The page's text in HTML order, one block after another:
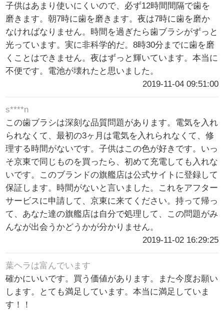
子供はあまり使いにくいので、必ず12時間間隔で歯を
磨きます。朝7時に歯を磨きます。夜は7時に歯を磨か
なければなりません。時間を過ぎたら歯ブラシがずっと
光っています。実に非科学的だ。8時30分までに歯を磨
くことはできません。夜はずっと輝いています。本当に
不便です。電池が壊れたと思いました。
2019-11-04 09:51:00
s****n
この歯ブラシは深刻な品質問題があります。電気を入れ
られなくて、最初の3ヶ月は電気を入れられなくて、修
理する時間がないです。子供はこの色が好きです。いっ
そ京東で同じものを買ったら、初めて充電しても入れな
いです。このブランドの旗艦店は公式サイトに登録して
保証します。時間がないと言いました。これをアフター
サービスに申請して、京東に来てください。持って帰っ
て、あなた達の旗艦店は自分で処理して、この問題がみ
んなが出会うかどうかが分かりません。
2019-11-02 16:29:25
葉ヘラは富んでいます
確かにいいです。買う価値があります。また今度お願い
します。とても満足しています。本当に満足していま
す！！